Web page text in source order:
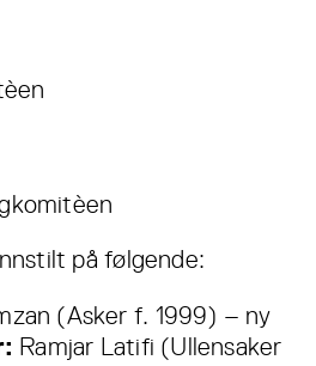
på følgende:
(Asker f. 1999) – ny
Ramjar Latifi (Ullensaker